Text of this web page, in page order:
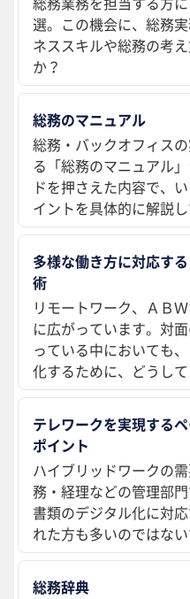
選。この機会に、総務
ネススキルや総務の考
か？
総務のマニュアル
総務・バックオフィス
る「総務のマニュアル
ドを押さえた内容で、
イントを具体的に解説し
多様な働き方に対応す
術
リモートワーク、ＡＢ
に広がっています。対
っている中においても
化するために、どうし
テレワークを実現する
ポイント
ハイブリッドワークの
務・経理などの管理部
書類のデジタル化に対
れた方も多いのではない
総務辞典